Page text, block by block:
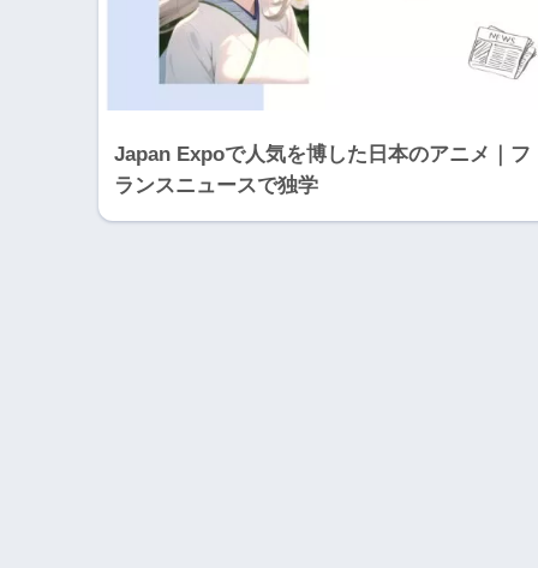
Japan Expoで人気を博した日本のアニメ｜フ
ランスニュースで独学